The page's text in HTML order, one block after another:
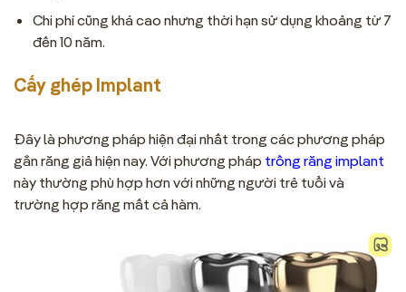
Chi phí cũng khá cao nhưng thời hạn sử dụng khoảng từ 7
đến 10 năm.
Cấy ghép Implant
Đây là phương pháp hiện đại nhất trong các phương pháp
gắn răng giả hiện nay. Với phương pháp trồng răng implant
này thường phù hợp hơn với những người trẻ tuổi và
trường hợp răng mất cả hàm.